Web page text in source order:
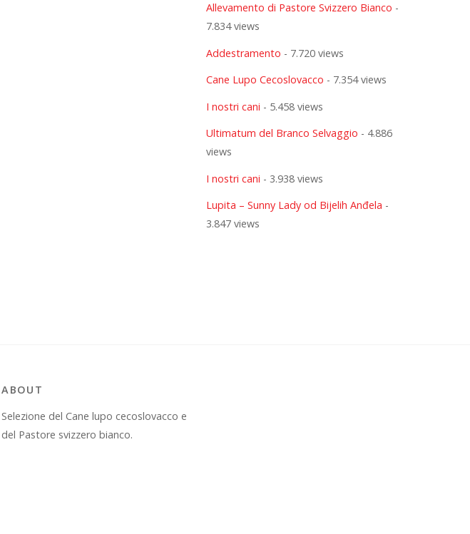
Allevamento di Pastore Svizzero Bianco -
7.834 views
Addestramento - 7.720 views
Cane Lupo Cecoslovacco - 7.354 views
I nostri cani - 5.458 views
Ultimatum del Branco Selvaggio - 4.886
views
I nostri cani - 3.938 views
Lupita – Sunny Lady od Bijelih Anđela -
3.847 views
ABOUT
Selezione del Cane lupo cecoslovacco e
del Pastore svizzero bianco.